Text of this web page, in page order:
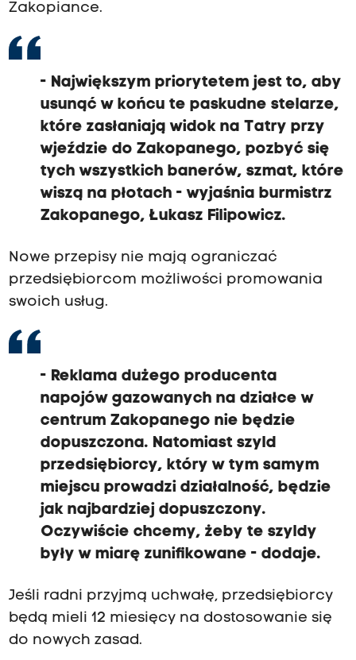
Zakopiance.
- Największym priorytetem jest to, aby
usunąć w końcu te paskudne stelarze,
które zasłaniają widok na Tatry przy
wjeździe do Zakopanego, pozbyć się
tych wszystkich banerów, szmat, które
wiszą na płotach - wyjaśnia burmistrz
Zakopanego, Łukasz Filipowicz.
Nowe przepisy nie mają ograniczać
przedsiębiorcom możliwości promowania
swoich usług.
- Reklama dużego producenta
napojów gazowanych na działce w
centrum Zakopanego nie będzie
dopuszczona. Natomiast szyld
przedsiębiorcy, który w tym samym
miejscu prowadzi działalność, będzie
jak najbardziej dopuszczony.
Oczywiście chcemy, żeby te szyldy
były w miarę zunifikowane - dodaje.
Jeśli radni przyjmą uchwałę, przedsiębiorcy
będą mieli 12 miesięcy na dostosowanie się
do nowych zasad.